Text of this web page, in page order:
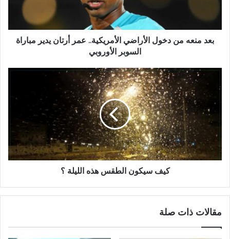
بعد منعه من دخول الأراضي الأمريكية.. عمر أرتان يدير مباراة
السوبر الأوروبي
كيف سيكون الطقس هذه الليلة ؟
مقالات ذات صلة